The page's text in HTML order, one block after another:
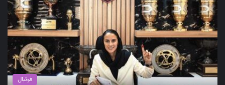
فوتبال